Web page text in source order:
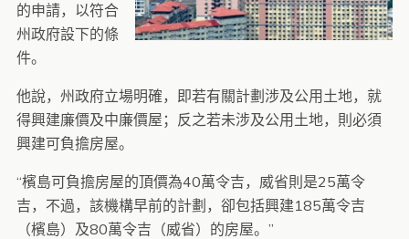
的申請，以符合
州政府設下的條
件。
他說，州政府立場明確，即若有關計劃涉及公用土地，就
得興建廉價及中廉價屋；反之若未涉及公用土地，則必須
興建可負擔房屋。
“檳島可負擔房屋的頂價為40萬令吉，威省則是25萬令
吉，不過，該機構早前的計劃，卻包括興建185萬令吉
（檳島）及80萬令吉（威省）的房屋。”